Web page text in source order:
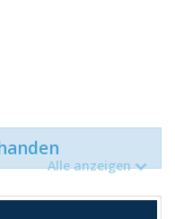
Alle anzeigen